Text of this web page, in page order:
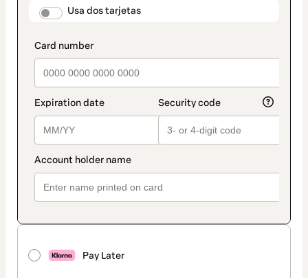
payment_data.section_title_v2
Usa dos tarjetas
Pay Later
seleccionado